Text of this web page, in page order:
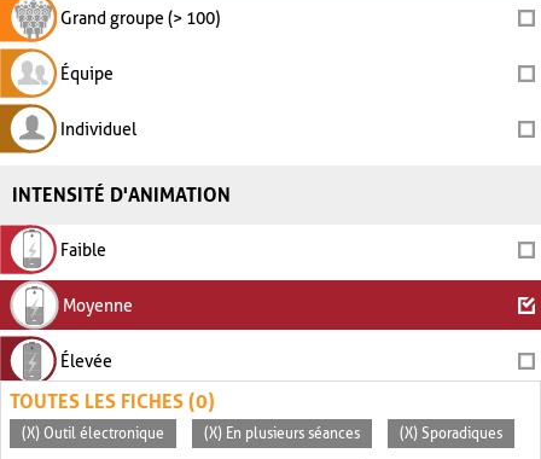
Grand groupe (> 100)
Équipe
Individuel
INTENSITÉ D'ANIMATION
Faible
Moyenne
Élevée
TOUTES LES FICHES (0)
(X) Outil électronique (X) En plusieurs séances (X) Sporadiques